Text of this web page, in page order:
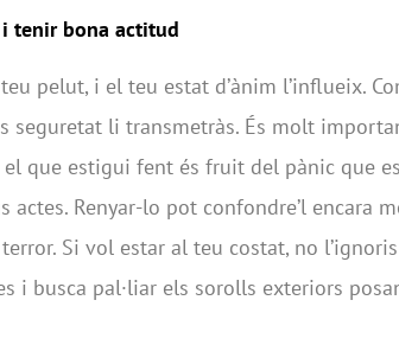
tenir bona actitud
pelut, i el teu estat d’ànim l’influeix.
seguretat li transmetràs. És molt
que estigui fent és fruit del pànic que
actes. Renyar-lo pot confondre’l encara
Si vol estar al teu costat, no l’ignoris
i busca pal·liar els sorolls exteriors